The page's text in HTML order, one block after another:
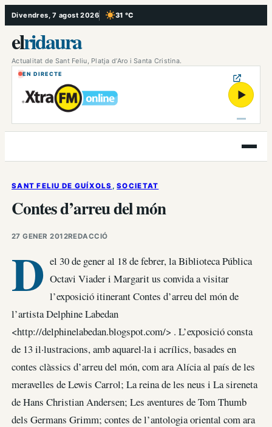
Vés
al
contingut
Divendres, 7 agost 2026 31 °C
, Cel serè
elridaura
Actualitat de Sant Feliu, Platja d’Aro i Santa Cristina.
EN DIRECTE
▶
Obre
el
SANT FELIU DE GUÍXOLS , SOCIETAT
Contes d’arreu del món
27 GENER 2012REDACCIÓ
D el 30 de gener al 18 de febrer, la Biblioteca Pública
Octavi Viader i Margarit us convida a visitar
l’exposició itinerant Contes d’arreu del món de
l’artista Delphine Labedan
<http://delphinelabedan.blogspot.com/> . L’exposició consta
de 13 il·lustracions, amb aquarel·la i acrílics, basades en
contes clàssics d’arreu del món, com ara Alícia al país de les
meravelles de Lewis Carrol; La reina de les neus i La sireneta
de Hans Christian Andersen; Les aventures de Tom Thumb
dels Germans Grimm; contes de l’antologia oriental com ara